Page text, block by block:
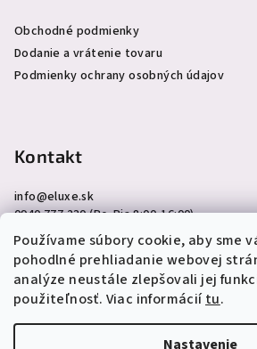
Používame súbory cookie, aby sme
pohodlné prehliadanie webovej
analýze neustále zlepšovali jej
použiteľnosť. Viac informáciítu.
Nastavenie
Obchodné podmienky
Dodanie a vrátenie tovaru
Podmienky ochrany osobných údajov
Kontakt
info@eluxe.sk
0940 777 230 (Po-Pia 8:00-16:00)
Copyright 2026eLuxe.sk. Všetky
nastavenie cookies